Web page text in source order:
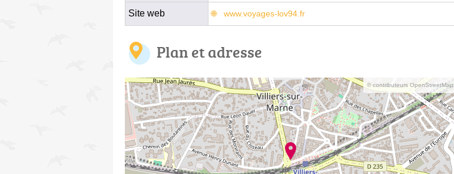
Site web www.voyages-lov94.fr
Plan et adresse
© contributeurs OpenStreetMap